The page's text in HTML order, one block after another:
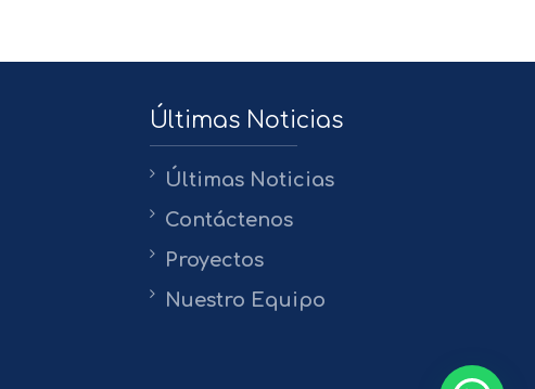
Últimas Noticias
Últimas Noticias
Contáctenos
Proyectos
Nuestro Equipo